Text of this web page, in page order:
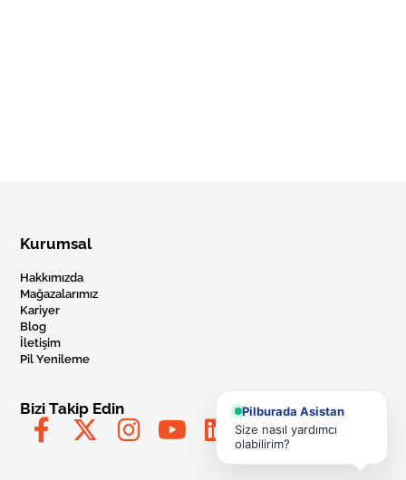
Kurumsal
Hakkımızda
Mağazalarımız
Kariyer
Blog
İletişim
Pil Yenileme
Bizi Takip Edin
Pilburada Asistan
Size nasıl yardımcı
olabilirim?